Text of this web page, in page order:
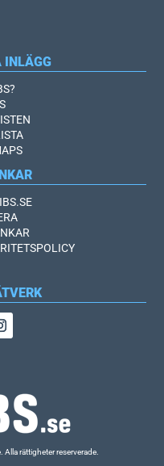
INLÄGG
Alla rättigheter reserverade.